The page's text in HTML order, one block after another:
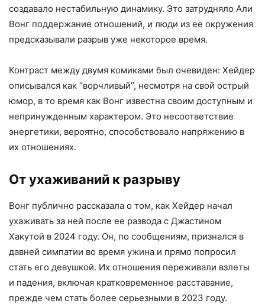
создавало нестабильную динамику. Это затрудняло Али
Вонг поддержание отношений, и люди из ее окружения
предсказывали разрыв уже некоторое время.
Контраст между двумя комиками был очевиден: Хейдер
описывался как “ворчливый”, несмотря на свой острый
юмор, в то время как Вонг известна своим доступным и
непринужденным характером. Это несоответствие
энергетики, вероятно, способствовало напряжению в
их отношениях.
От ухаживаний к разрыву
Вонг публично рассказала о том, как Хейдер начал
ухаживать за ней после ее развода с Джастином
Хакутой в 2024 году. Он, по сообщениям, признался в
давней симпатии во время ужина и прямо попросил
стать его девушкой. Их отношения переживали взлеты
и падения, включая кратковременное расставание,
прежде чем стать более серьезными в 2023 году.